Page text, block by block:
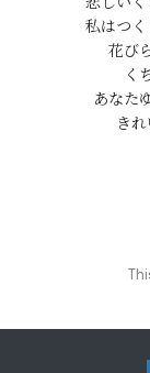
私はつ
花び
く
あなた